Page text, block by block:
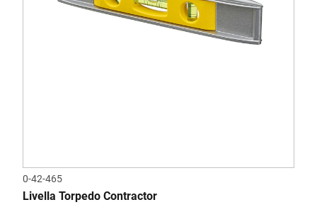
0-42-465
Livella Torpedo Contractor